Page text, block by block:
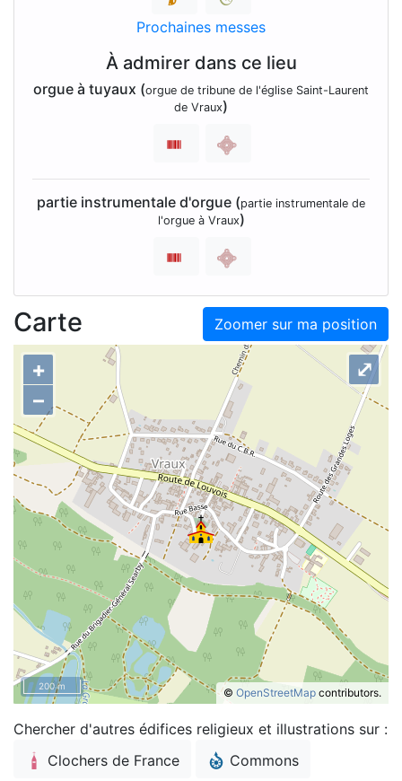
Prochaines messes
À admirer dans ce lieu
orgue à tuyaux (orgue de tribune de l'église Saint-Laurent
de Vraux)
partie instrumentale d'orgue (partie instrumentale de
l'orgue à Vraux)
Zoomer sur ma position
Carte
+
–
© OpenStreetMap contributors.
⤢
200 m
Chercher d'autres édifices religieux et illustrations sur :
Clochers de France
Commons